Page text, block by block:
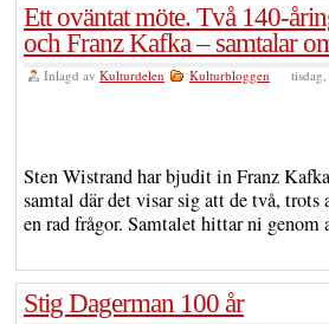
Ett oväntat möte. Två 140-
och Franz Kafka – samtalar
Inlagd av Kulturdelen Kulturbloggen
Sten Wistrand har bjudit in Franz
samtal där det visar sig att de två,
en rad frågor. Samtalet hittar ni genom
Stig Dagerman 100 år